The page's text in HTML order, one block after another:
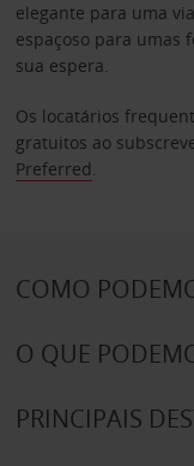
elegante para uma
espaçoso para umas
sua espera.
Os locatários
gratuitos ao
Preferred.
COMO
O QUE
PRINCIPAIS